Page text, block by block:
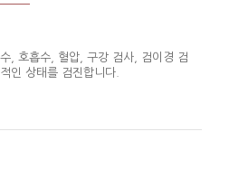
, 호흡수, 혈압, 구강 검사, 검이경 검
인 상태를 검진합니다.